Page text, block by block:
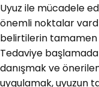
Uyuz ile mücadele
önemli noktalar
belirtilerin tamamen
Tedaviye
danışmak ve
uygulamak, uyuzun